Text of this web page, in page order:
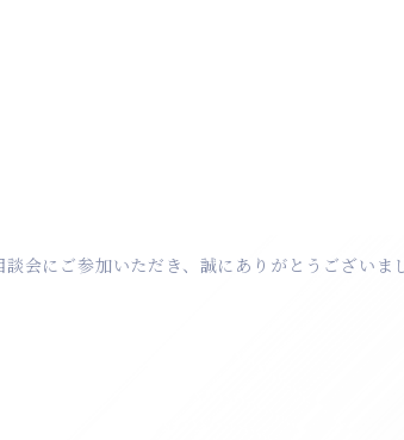
談会にご参加いただき、誠にありがとうございま